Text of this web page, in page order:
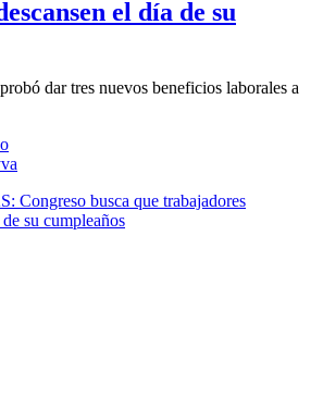
el día de su
dar tres nuevos beneficios laborales a